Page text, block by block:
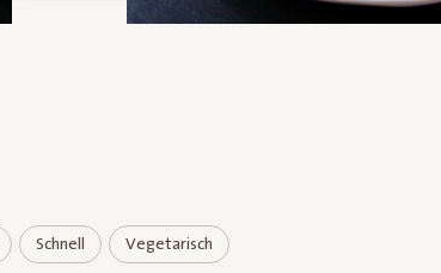
Schnell Vegetarisch